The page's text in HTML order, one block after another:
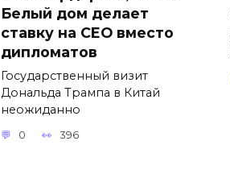
Белый дом делает
ставку на CEO вместо
дипломатов
Государственный визит
Дональда Трампа в Китай
неожиданно
0 396